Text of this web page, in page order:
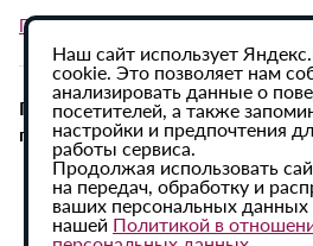
Политика в отношении обработки
При использовании материалов
гиперссылка на ИА «Регион 64»
Наш сайт использует
cookie. Это позволяет нам
анализировать данные о
посетителей, а также
настройки и предпочтения
работы сервиса.
Продолжая использовать
на передач, обработку и
ваших персональных данных
нашей Политикой в